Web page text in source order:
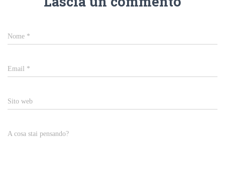
Nome *
Email *
Sito web
A cosa stai pensando?